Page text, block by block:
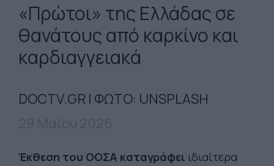
«Πρώτοι» της Ελλάδας σε
θανάτους από καρκίνο και
καρδιαγγειακά
DOCTV.GR | ΦΩΤΟ: UNSPLASH
Έκθεση του ΟΟΣΑ καταγράφει ιδιαίτερα